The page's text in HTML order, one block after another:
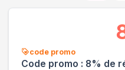
code promo
Code promo : 8% de